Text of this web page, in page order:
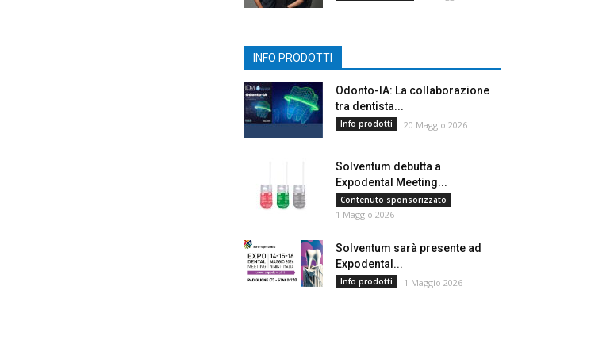
INFO PRODOTTI
Odonto-IA: La collaborazione
tra dentista...
Info prodotti 20 Maggio 2026
Solventum debutta a
Expodental Meeting...
Contenuto sponsorizzato
1 Maggio 2026
Solventum sarà presente ad
Expodental...
Info prodotti 1 Maggio 2026